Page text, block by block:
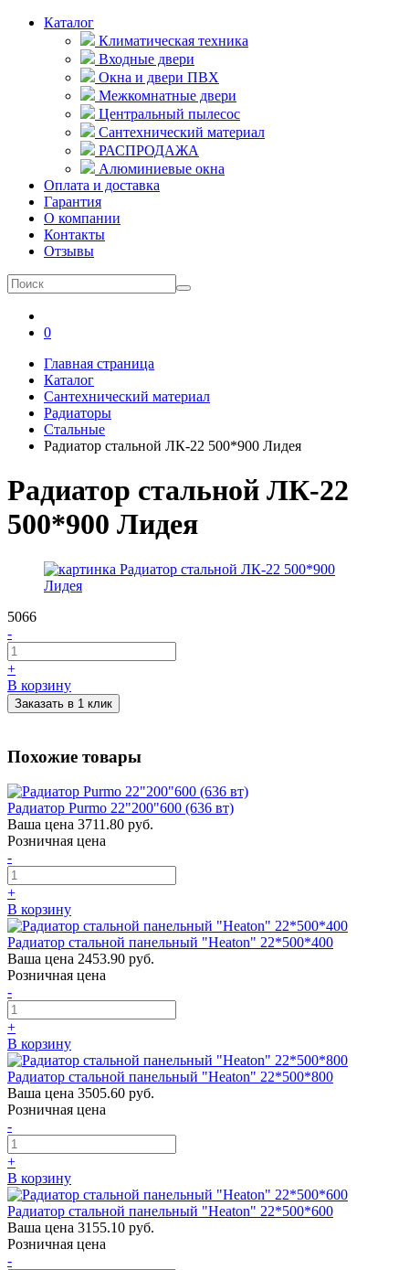
Каталог
Климатическая техника
Входные двери
Окна и двери ПВХ
Межкомнатные двери
Центральный пылесос
Сантехнический материал
РАСПРОДАЖА
Алюминиевые окна
Оплата и доставка
Гарантия
О компании
Контакты
Отзывы
0
Главная страница
Каталог
Сантехнический материал
Радиаторы
Стальные
Радиатор стальной ЛК-22 500*900 Лидея
Радиатор стальной ЛК-22
500*900 Лидея
5066
-
+
В корзину
Заказать в 1 клик
Похожие товары
Радиатор Purmo 22"200"600 (636 вт)
Ваша цена 3711.80 руб.
Розничная цена
-
+
В корзину
Радиатор стальной панельный "Heaton" 22*500*400
Ваша цена 2453.90 руб.
Розничная цена
-
+
В корзину
Радиатор стальной панельный "Heaton" 22*500*800
Ваша цена 3505.60 руб.
Розничная цена
-
+
В корзину
Радиатор стальной панельный "Heaton" 22*500*600
Ваша цена 3155.10 руб.
Розничная цена
-